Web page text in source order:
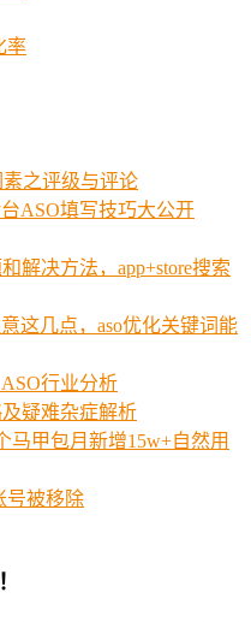
率
之评级与评论
ASO填写技巧大公开
解决方法，app+store搜索
这几点，aso优化关键词能
行业分析
疑难杂症解析
马甲包月新增15w+自然用
号被移除